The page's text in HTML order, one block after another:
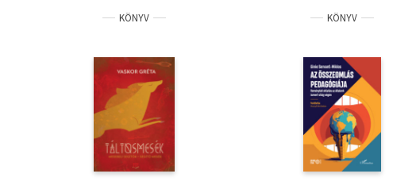
KÖNYV KÖNYV